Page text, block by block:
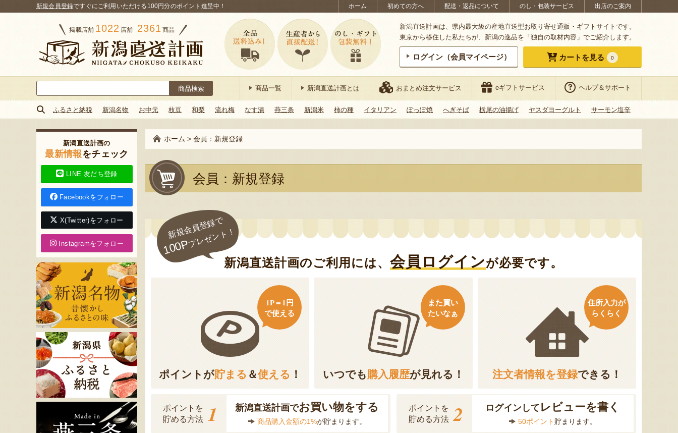
ホーム 初めての方へ 配送・返品について のし・包装サービス 出店のご案内
新規会員登録ですぐにご利用いただける100円分のポイント進呈中！
掲載店舗 1022 店舗 2361 商品
新潟直送計画は、県内最大級の産地直送型お取り寄せ通販・ギフトサイトです。
東京から移住した私たちが、新潟の逸品を「独自の取材内容」でご紹介します。
ログイン（会員マイページ） カートを見る 0
索:
商品一覧 新潟直送計画とは おまとめ注文サービス eギフトサービス ヘルプ＆サポート
ふるさと納税 新潟名物 お中元 枝豆 和梨 流れ梅 なす漬 燕三条 新潟米 柿の種 イタリアン ぽっぽ焼 へぎそば 栃尾の油揚げ ヤスダヨーグルト サーモン塩辛
ホーム > 会員：新規登録
会員：新規登録
新規会員登録で
100Pプレゼント！
新潟直送計画のご利用には、 会員ログインが必要です。
ポイントが貯まる ＆使える ！
1P＝1円
で使える
いつでも購入履歴が見れる！
また買い
たいなぁ
注文者情報を登録できる！
住所入力が
らくらく
ポイントを
貯める方法 1 新潟直送計画でお買い物をする
商品購入金額の1%が貯まります。
ポイントを
貯める方法 2 ログインして レビューを書く
50ポイント 貯まります。
新潟直送計画の
最新情報をチェック
LINE 友だち登録
Facebookをフォロー
X(Twitter)をフォロー
Instagramをフォロー